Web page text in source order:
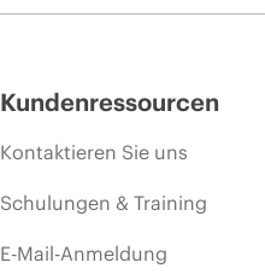
Kundenressourcen
Kontaktieren Sie uns
Schulungen & Training
E-Mail-Anmeldung